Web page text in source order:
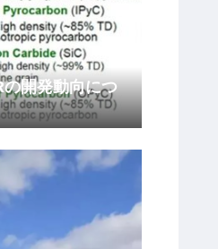
開発動向につ